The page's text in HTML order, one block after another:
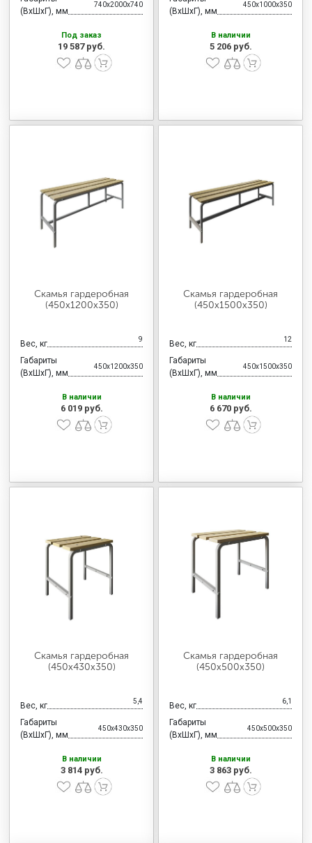
(ВхШхГ), мм
740x2000x740
Под заказ
19 587 руб.
(ВхШхГ), мм
450x1000x350
В наличии
5 206 руб.
Скамья гардеробная
(450x1200x350)
Вес, кг 9
Габариты
(ВхШхГ), мм
450x1200x350
В наличии
6 019 руб.
Скамья гардеробная
(450x1500x350)
Вес, кг 12
Габариты
(ВхШхГ), мм
450x1500x350
В наличии
6 670 руб.
Скамья гардеробная
(450x430x350)
Вес, кг 5,4
Габариты
(ВхШхГ), мм
450x430x350
В наличии
3 814 руб.
Скамья гардеробная
(450x500x350)
Вес, кг 6,1
Габариты
(ВхШхГ), мм
450x500x350
В наличии
3 863 руб.